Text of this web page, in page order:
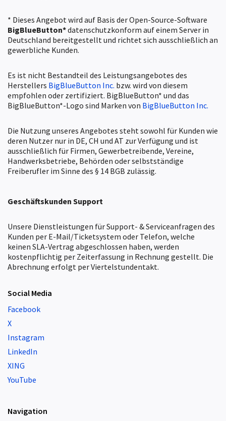
* Dieses Angebot wird auf Basis der Open-Source-Software
BigBlueButton*datenschutzkonform auf einem Server in
Deutschland bereitgestellt und richtet sich ausschließlich an
gewerbliche Kunden.
Es ist nicht Bestandteil des Leistungsangebotes des
Herstellers BigBlueButton Inc. bzw. wird von diesem
empfohlen oder zertifiziert. BigBlueButton* und das
BigBlueButton*-Logo sind Marken von BigBlueButton Inc.
Die Nutzung unseres Angebotes steht sowohl für Kunden wie
deren Nutzer nur in DE, CH und AT zur Verfügung und ist
ausschließlich für Firmen, Gewerbetreibende, Vereine,
Handwerksbetriebe, Behörden oder selbstständige
Freiberufler im Sinne des § 14 BGB zulässig.
Geschäftskunden Support
Unsere Dienstleistungen für Support- & Serviceanfragen des
Kunden per E-Mail/Ticketsystem oder Telefon, welche
keinen SLA-Vertrag abgeschlossen haben, werden
kostenpflichtig per Zeiterfassung in Rechnung gestellt. Die
Abrechnung erfolgt per Viertelstundentakt.
Social Media
Facebook
X
Instagram
LinkedIn
XING
YouTube
Navigation